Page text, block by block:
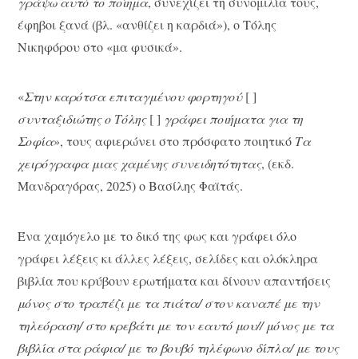
έφηβοι ξανά (βλ. «ανθίζει η καρδιά»), ο Τόλης
Νικηφόρου στο «μα φυσικά».
«Στην καρότσα επιταγμένου φορτηγού[ ]
συνταξιδιώτης ο Τόλης[ ] γράφει ποιήματα για τη
Σοφία», τους αφιερώνει στο πρόσφατο ποιητικό Τα
χειρόγραφα μιας χαμένης συνειδητότητας, (εκδ.
Μανδραγόρας, 2025) ο Βασίλης Φαϊτάς.
Ένα χαμόγελο με το δικό της φως και γράφει όλο
γράφει λέξεις κι άλλες λέξεις, σελίδες και ολόκληρα
βιβλία που κρύβουν ερωτήματα και δίνουν απαντήσεις
μόνος στο τραπέζι με τα πιάτα/ στον καναπέ με την
τηλεόραση/ στο κρεβάτι με τον εαυτό μου// μόνος με τα
βιβλία στα ράφια/ με το βουβό τηλέφωνο δίπλα/ με τους